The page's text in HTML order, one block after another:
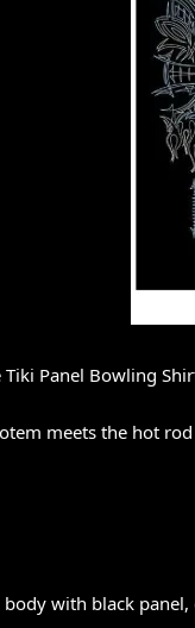
Tiki Panel Bowling
meets the hot
body with black